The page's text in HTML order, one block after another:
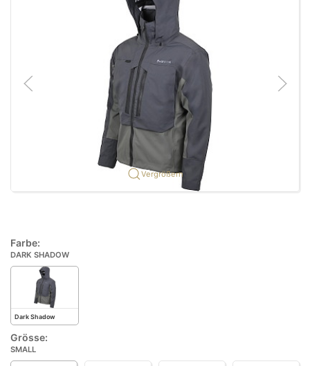
Vergrößern
Farbe:
DARK SHADOW
Dark Shadow
Grösse:
SMALL